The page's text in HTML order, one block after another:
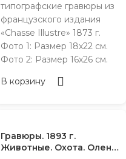
типографские гравюры из
французского издания
«Chasse Illustre» 1873 г.
Фото 1: Размер 18х22 см.
Фото 2: Размер 16х26 см.
В корзину
Гравюры. 1893 г.
Животные. Охота. Олень.